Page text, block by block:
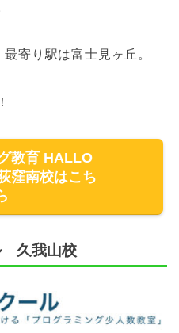
寄り駅は富士見ヶ丘。
教育 HALLO
窪南校はこち
久我山校